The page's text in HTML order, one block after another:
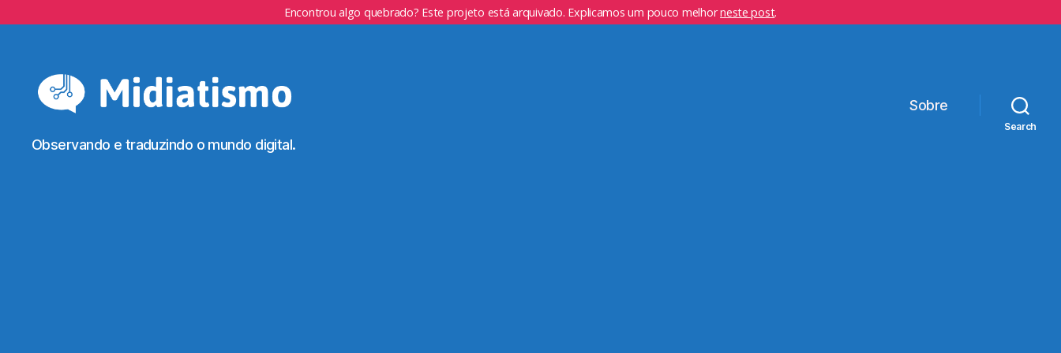
Encontrou algo quebrado? Este projeto está arquivado. Explicamos um pouco melhorneste post.
Observando e traduzindo o mundo digital.
Sobre
Search